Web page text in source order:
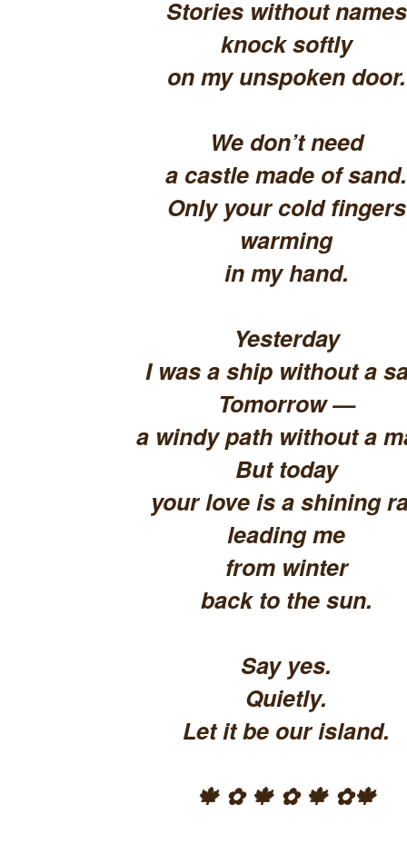
Stories without names
knock softly
on my unspoken door.
We don’t need
a castle made of sand.
Only your cold fingers
warming
in my hand.
Yesterday
I was a ship without a
Tomorrow —
a windy path without a
But today
your love is a shining
leading me
from winter
back to the sun.
Say yes.
Quietly.
Let it be our island.
🍁 ✿ 🍁 ✿ 🍁 ✿🍁